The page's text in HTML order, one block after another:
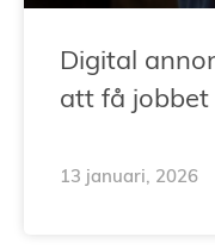
Digital
att få
13 januari, 2026